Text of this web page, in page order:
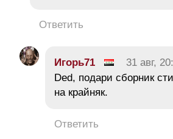
Ответить
Игорь71 31 авг,
Ded, подари сборник
на крайняк.
Ответить